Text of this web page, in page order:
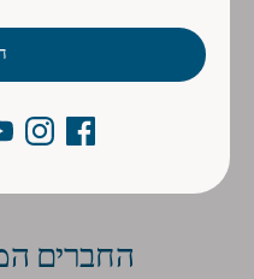
החברים